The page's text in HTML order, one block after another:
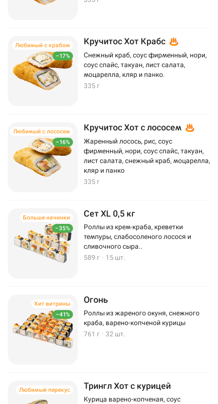
–17%
Любимый с крабом Кручитос Хот Крабс
Снежный краб, соус фирменный, нори,
соус спайс, такуан, лист салата,
моцарелла, кляр и панко.
335 г
–16%
Любимый с лососем Кручитос Хот с лососем
Жаренный лосось, рис, соус
фирменный, нори, соус спайс, такуан,
лист салата, снежный краб, моцарелла,
кляр и панко
335 г
–35%
Больше начинки Сет XL 0,5 кг
Роллы из крем-краба, креветки
темпуры, слабосоленого лосося и
сливочного сыра..
589 г · 15 шт.
–41%
Хит витрины Огонь
Роллы из жареного окуня, снежного
краба, варено-копченой курицы
761 г · 32 шт.
Любимый перекус Трингл Хот с курицей
Курица варено-копченая, соус